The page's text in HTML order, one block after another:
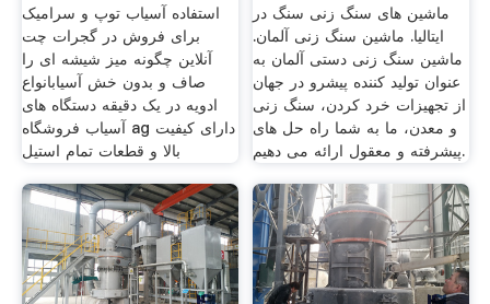
استفاده آسیاب توپ و سرامیک
برای فروش در گجرات چت
آنلاین چگونه میز شیشه ای را
صاف و بدون خش آسیابانواع
ادویه در یک دقیقه دستگاه های
آسیاب فروشگاه ag دارای کیفیت
بالا و قطعات تمام استیل
ماشین های سنگ زنی سنگ در
ایتالیا. ماشین سنگ زنی آلمان.
ماشین سنگ زنی دستی آلمان به
عنوان تولید کننده پیشرو در جهان
از تجهیزات خرد کردن، سنگ زنی
و معدن، ما به شما راه حل های
پیشرفته و معقول ارائه می دهیم.